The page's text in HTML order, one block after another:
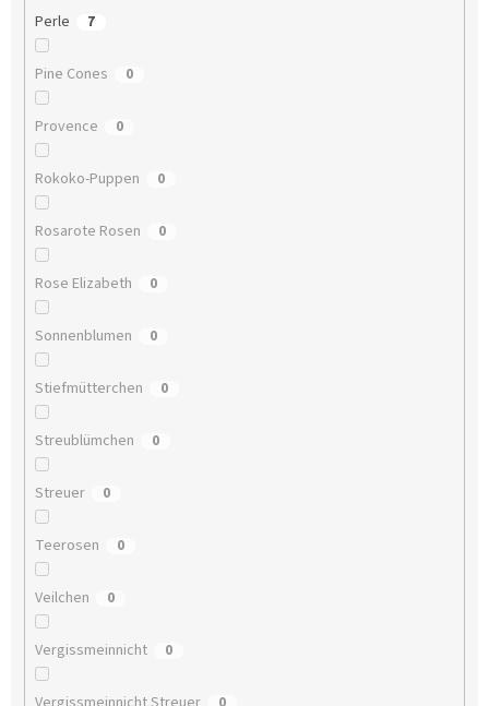
Perle 7
Pine Cones 0
Provence 0
Rokoko-Puppen 0
Rosarote Rosen 0
Rose Elizabeth 0
Sonnenblumen 0
Stiefmütterchen 0
Streublümchen 0
Streuer 0
Teerosen 0
Veilchen 0
Vergissmeinnicht 0